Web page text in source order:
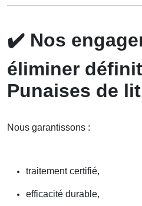
✔️ Nos
éliminer
Punaises de
Nous garantissons :
traitement certifié,
efficacité durable,